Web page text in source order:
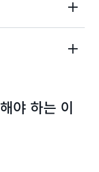
습니다.
야 하는 이